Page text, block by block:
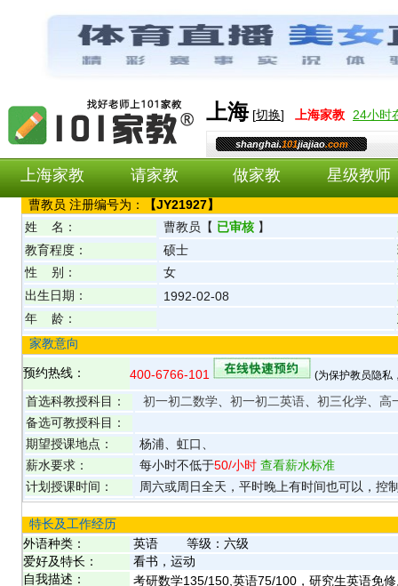
上海[切换] 上海家教 24小时
shanghai.101jiajiao.com
上海家教 请家教 做家教 星级教师
曹教员 注册编号为： 【JY21927】
姓 名：
曹教员 【 已审核 】
教育程度：
硕士
性 别：
女
出生日期：
1992-02-08
年 龄：
家教意向
预约热线： 400-6766-101 (为保护教员隐私
首选科教授科目： 初一初二数学 初一初二英语 初三化学
高
备选可教授科目：
期望授课地点：
杨浦、虹口、
薪水要求：
每小时不低于50/小时 查看薪水标准
计划授课时间：
周六或周日全天，平时晚上有时间也可以，控
特长及工作经历
外语种类：
英语 等级： 六级
爱好及特长：
看书，运动
自我描述：
考研数学135/150,英语75/100，研究生英语免